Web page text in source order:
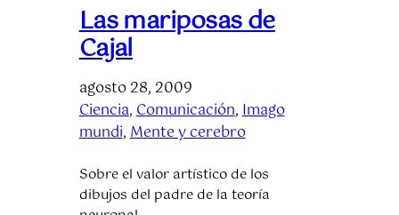
Las mariposas de
Cajal
agosto 28, 2009
Ciencia, Comunicación, Imago
mundi, Mente y cerebro
Sobre el valor artístico de los
dibujos del padre de la teoría